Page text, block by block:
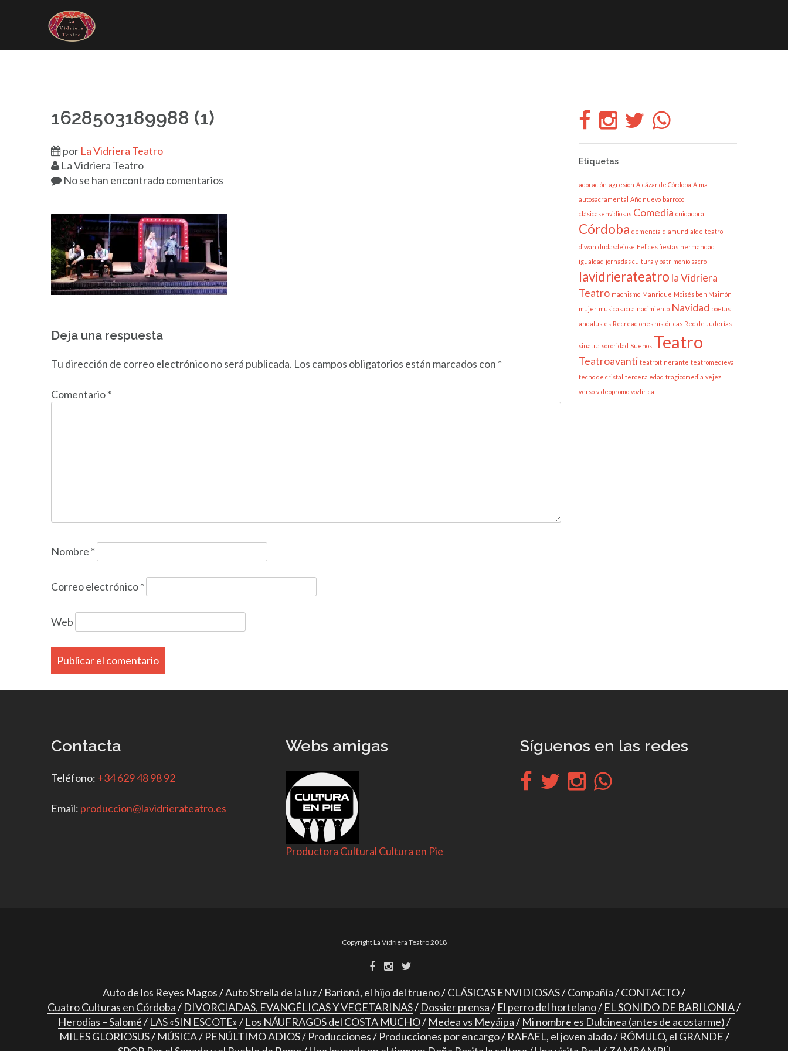
1628503189988 (1)
por La Vidriera Teatro
La Vidriera Teatro
No se han encontrado comentarios
de
entradas
Deja una respuesta
Tu dirección de correo electrónico no será publicada. Los campos obligatorios están marcados con *
Comentario*
Nombre *
Correo electrónico*
Web
Etiquetas
adoración agresion Alcázar de Córdoba Alma
autosacramental Año nuevo barroco
clásicasenvidiosas Comedia cuidadora
Córdoba demencia diamundialdelteatro
diwan dudasdejose Felices fiestas hermandad
igualdad jornadas cultura y patrimonio sacro
lavidrierateatro la Vidriera
Teatro machismo Manrique Moisés ben Maimón
mujer musicasacra nacimiento Navidad poetas
andalusies Recreaciones históricas Red de Juderías
sinatra sororidad Sueños Teatro
Teatroavanti teatroitinerante teatromedieval
techo de cristal tercera edad tragicomedia vejez
verso videopromo vozlirica
Contacta
Teléfono: +34 629 48 98 92
Email: produccion@lavidrierateatro.es
Webs amigas
Productora Cultural Cultura en Pie
Síguenos en las redes
Copyright La Vidriera Teatro 2018
Auto de los Reyes Magos Auto Strella de la luz Barioná, el hijo del trueno CLÁSICAS ENVIDIOSAS Compañía
CONTACTO
Cuatro Culturas en Córdoba
DIVORCIADAS, EVANGÉLICAS Y VEGETARINAS Dossier prensa El perro del hortelano
EL SONIDO DE BABILONIA
Herodías – Salomé
LAS «SIN ESCOTE» Los NÁUFRAGOS del COSTA MUCHO Medea vs Meyáipa
Mi nombre es Dulcinea (antes de acostarme)
MILES GLORIOSUS
MÚSICA PENÚLTIMO ADIOS Producciones Producciones por encargo RAFAEL, el joven alado
RÓMULO, el GRANDE